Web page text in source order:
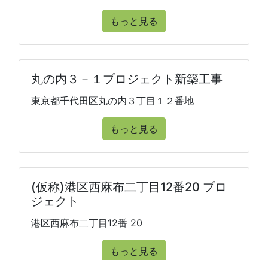
もっと見る
丸の内３－１プロジェクト新築工事
東京都千代田区丸の内３丁目１２番地
もっと見る
(仮称)港区西麻布二丁目12番20 プロ
ジェクト
港区西麻布二丁目12番 20
もっと見る